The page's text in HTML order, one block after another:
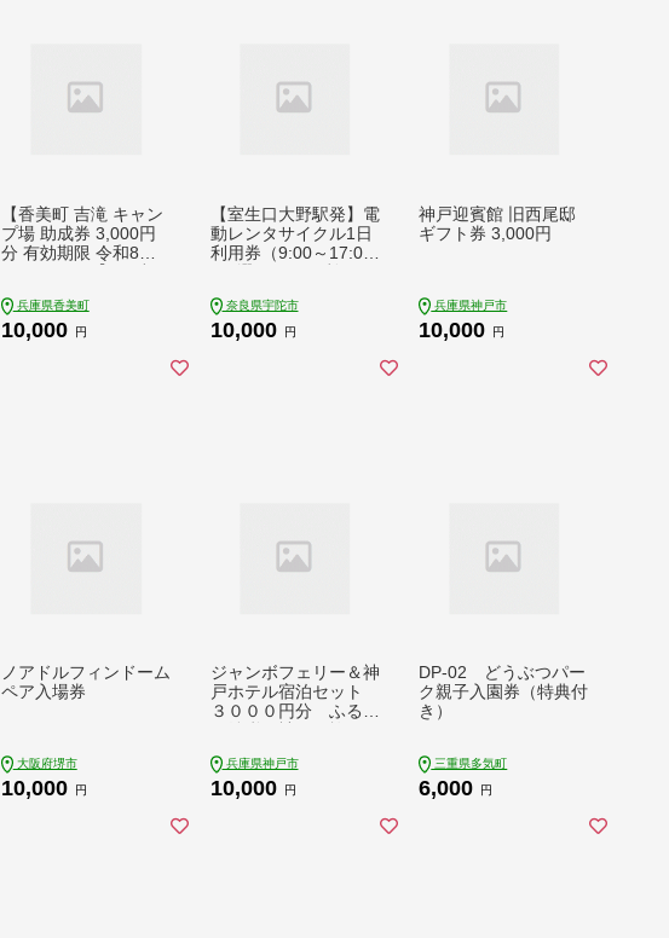
【香美町 吉滝 キャン
プ場 助成券 3,000円
分 有効期限 令和8年1
券 宿泊 券 小代 おじ
ろ 兵庫県 香美町 山陰
兵庫県香美町
10,000 円
【室生口大野駅発】電
動レンタサイクル1日
利用券（9:00～17:0
E-bike ／ ふるさと納
税 宇陀 室生観光 電動
奈良県宇陀市
10,000 円
神戸迎賓館 旧西尾邸
ギフト券 3,000円
兵庫県神戸市
10,000 円
ノアドルフィンドーム
ペア入場券
大阪府堺市
10,000 円
ジャンボフェリー＆神
戸ホテル宿泊セット
３０００円分 ふるさ
兵庫県神戸市
10,000 円
DP-02 どうぶつパー
ク親子入園券（特典付
き）
三重県多気町
6,000 円